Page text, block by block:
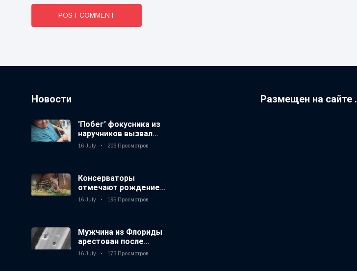
POST COMMENT
Новости
'Побег' фокусника из
наручников вызвал
смех у аудитории
16 July 206 Просмотров
Консерваторы
отмечают рождение
первого низкогорного
16 July 195 Просмотров
Мужчина из Флориды
арестован после
запуска фейерверков
16 July 173 Просмотров
Размещен на сайте .